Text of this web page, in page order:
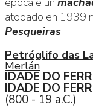
atopado en 1939
Pesqueiras.
Petróglifo das
Merlán
IDADE DO
IDADE DO
(800 - 19 a.C.)